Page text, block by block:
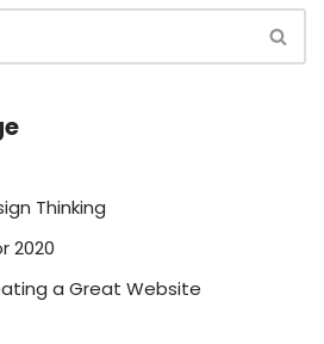
Thinking
2020
a Great Website